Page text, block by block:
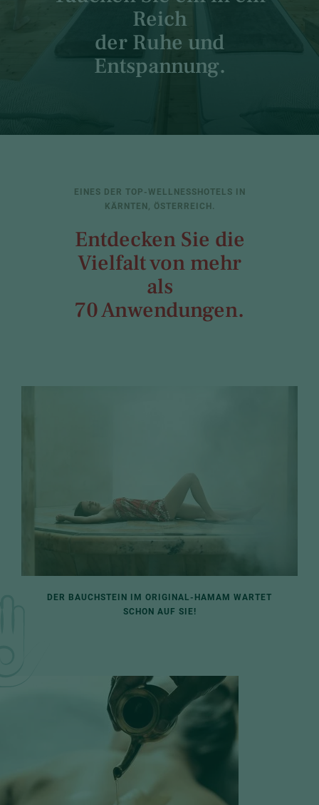
Reich
der Ruhe und
Entspannung.
EINES DER TOP-WELLNESSHOTELS IN
KÄRNTEN, ÖSTERREICH.
Entdecken Sie die
Vielfalt von mehr
als
70 Anwendungen.
DER BAUCHSTEIN IM ORIGINAL-HAMAM WARTET
SCHON AUF SIE!